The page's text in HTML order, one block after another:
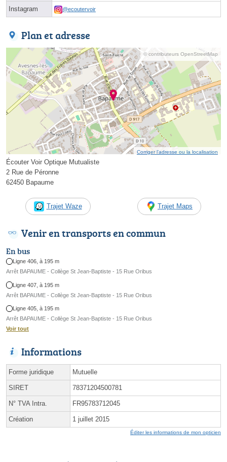
Instagram @ecoutervoir
Plan et adresse
© contributeurs OpenStreetMap
Corriger l’adresse ou la localisation
Écouter Voir Optique Mutualiste
2 Rue de Péronne
62450 Bapaume
Trajet Waze Trajet Maps
Venir en transports en commun
En bus
Ligne 406, à 195 m
Arrêt BAPAUME - Collège St Jean-Baptiste - 15 Rue Oribus
Ligne 407, à 195 m
Arrêt BAPAUME - Collège St Jean-Baptiste - 15 Rue Oribus
Ligne 405, à 195 m
Arrêt BAPAUME - Collège St Jean-Baptiste - 15 Rue Oribus
Voir tout
Informations
Forme juridique Mutuelle
SIRET 78371204500781
N° TVA Intra. FR95783712045
Création 1 juillet 2015
Éditer les informations de mon opticien